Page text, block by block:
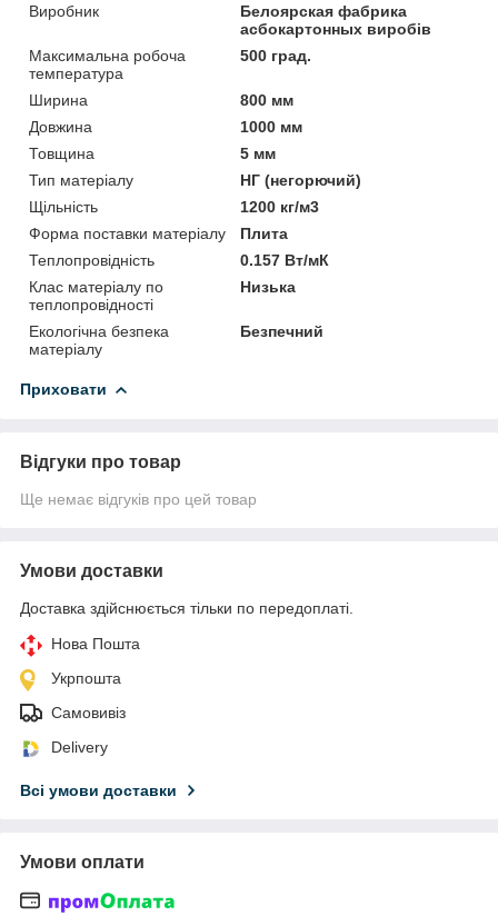
Виробник
Белоярская фабрика
асбокартонных виробів
Максимальна робоча
температура
500 град.
Ширина
800 мм
Довжина
1000 мм
Товщина
5 мм
Тип матеріалу
НГ (негорючий)
Щільність
1200 кг/м3
Форма поставки матеріалу
Плита
Теплопровідність
0.157 Вт/мК
Клас матеріалу по
теплопровідності
Низька
Екологічна безпека
матеріалу
Безпечний
Приховати
Відгуки про товар
Ще немає відгуків про цей товар
Умови доставки
Доставка здійснюється тільки по передоплаті.
Нова Пошта
Укрпошта
Самовивіз
Delivery
Всі умови доставки
Умови оплати